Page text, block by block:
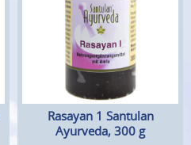
Rasayan 1 Santulan
Ayurveda, 300 g